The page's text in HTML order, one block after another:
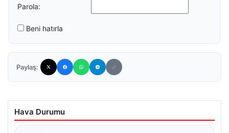
Parola:
Beni hatırla
Paylaş:
Hava Durumu